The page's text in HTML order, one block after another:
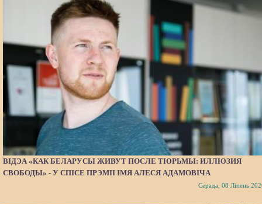
ВІДЭА «КАК БЕЛАРУСЫ ЖИВУТ ПОСЛЕ ТЮРЬМЫ: ИЛЛЮЗИЯ
СВОБОДЫ» - У СПІСЕ ПРЭМІІ ІМЯ АЛЕСЯ АДАМОВІЧА
Серада, 08 Ліпень